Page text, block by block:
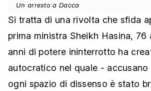
Un arresto a Dacca
Si tratta di una rivolta che sfida
prima ministra Sheikh Hasina, 76
anni di potere ininterrotto ha
autocratico nel quale -
ogni spazio di dissenso è stato